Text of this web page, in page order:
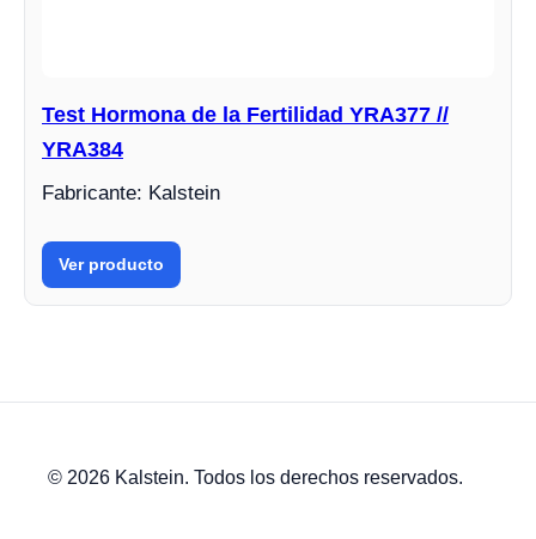
Test Hormona de la Fertilidad YRA377 //
YRA384
Fabricante: Kalstein
Ver producto
© 2026 Kalstein. Todos los derechos reservados.